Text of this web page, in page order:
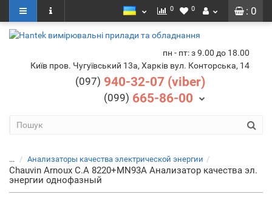
: 0
0 0
пн - пт: з 9.00 до 18.00
Київ пров. Чугуївський 13а, Харків вул. Конторська, 14
(097) 940-32-07 (viber)
(099) 665-86-00
... Анализаторы качества электрической энергии
Chauvin Arnoux C.A 8220+MN93A Анализатор качества эл.
энергии однофазный